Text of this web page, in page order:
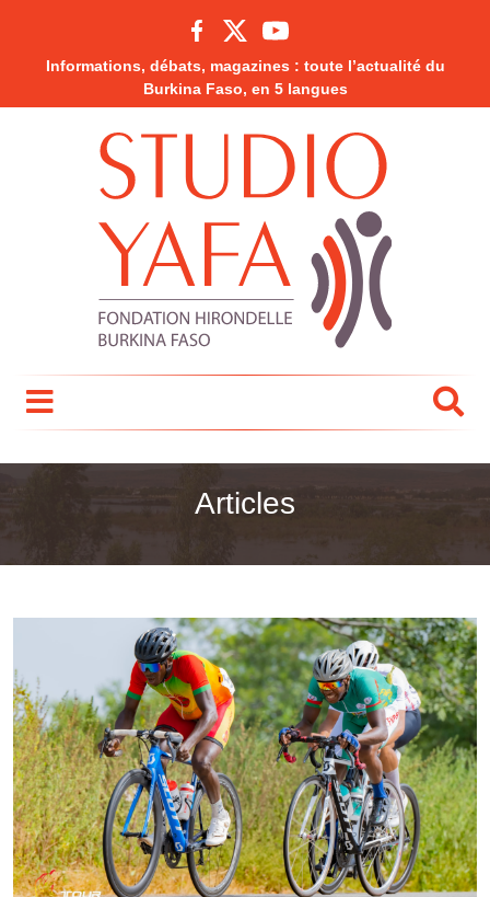
Informations, débats, magazines : toute l’actualité du
Burkina Faso, en 5 langues
Articles